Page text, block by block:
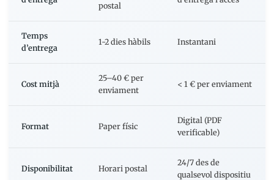
postal
Temps
d’entrega
1-2 dies hàbils Instantani
Cost mitjà
25–40 € per
enviament
< 1 € per enviament
Format Paper físic
Digital (PDF
verificable)
Disponibilitat Horari postal
24/7 des de
qualsevol dispositiu